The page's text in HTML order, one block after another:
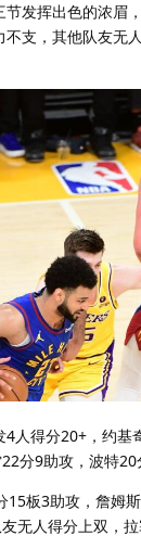
节发挥出色的浓眉
不支，其他队友无
4人得分20+，约基
分9助攻，波特20
15板3助攻，詹姆
无人得分上双，